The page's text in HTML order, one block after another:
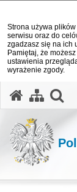
Strona używa
serwisu oraz do
zgadzasz się na ich
Pamiętaj, że
ustawienia
wyrażenie zgody.